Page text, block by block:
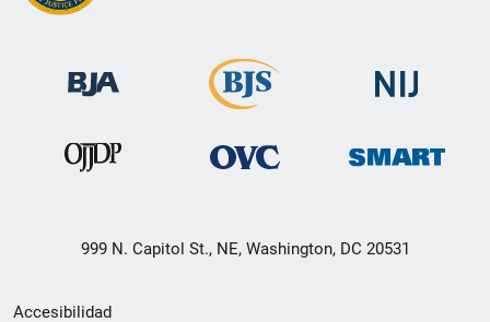
999 N. Capitol St., NE, Washington, DC 20531
Menú
Accesibilidad